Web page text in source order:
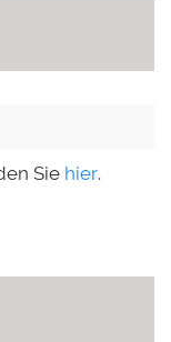
Sie hier.